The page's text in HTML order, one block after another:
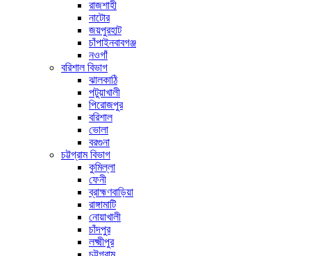
রাজশাহী
নাটোর
জয়পুরহাট
চাঁপাইনবাবগঞ্জ
নওগাঁ
বরিশাল বিভাগ
ঝালকাঠি
পটুয়াখালী
পিরোজপুর
বরিশাল
ভোলা
বরগুনা
চট্টগ্রাম বিভাগ
কুমিল্লা
ফেনী
ব্রাহ্মণবাড়িয়া
রাঙ্গামাটি
নোয়াখালী
চাঁদপুর
লক্ষ্মীপুর